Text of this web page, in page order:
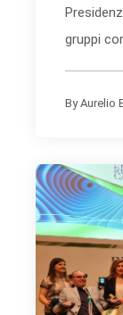
gruppi
ByAurelio